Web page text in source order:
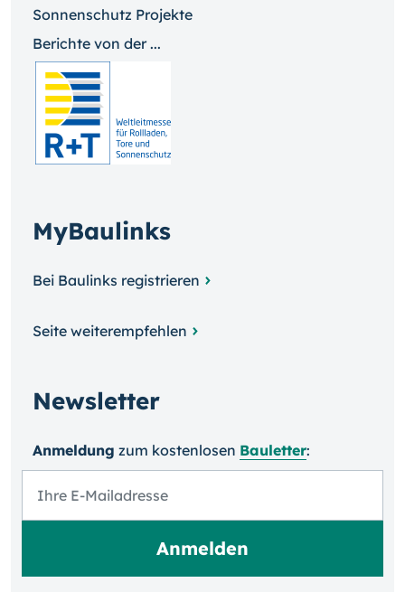
Sonnenschutz Projekte
Berichte von der ...
MyBaulinks
Bei Baulinks registrieren
Seite weiterempfehlen
Newsletter
Anmeldung zum kosten­losen Bauletter: